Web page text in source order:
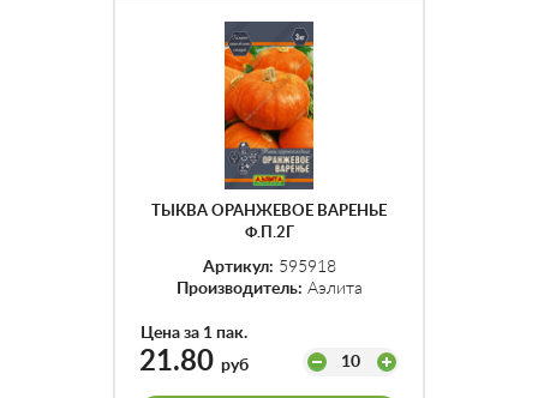
ТЫКВА ОРАНЖЕВОЕ ВАРЕНЬЕ
Ф.П.2Г
Артикул: 595918
Производитель: Аэлита
Цена за 1 пак.
21.80 руб 10